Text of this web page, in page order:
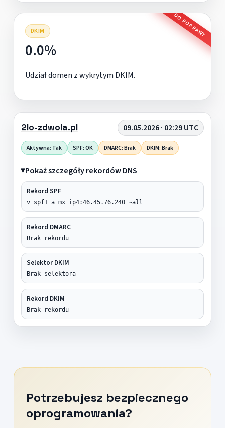
DKIM DO POPRAWY
0.0%
Udział domen z wykrytym DKIM.
2lo-zdwola.pl 09.05.2026 · 02:29 UTC
Aktywna: Tak SPF: OK DMARC: Brak DKIM: Brak
Pokaż szczegóły rekordów DNS
Rekord SPF
v=spf1 a mx ip4:46.45.76.240 ~all
Rekord DMARC
Brak rekordu
Selektor DKIM
Brak selektora
Rekord DKIM
Brak rekordu
Potrzebujesz bezpiecznego
oprogramowania?